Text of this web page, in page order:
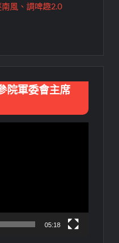
風、調啤趣2.0
院軍委會主席
05:18